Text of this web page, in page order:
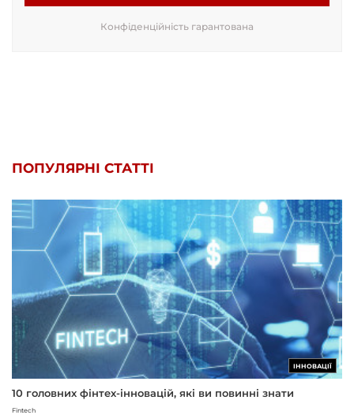
Конфіденційність гарантована
ПОПУЛЯРНІ СТАТТІ
ІННОВАЦІЇ
10 головних фінтех-інновацій, які ви повинні знати
Fintech